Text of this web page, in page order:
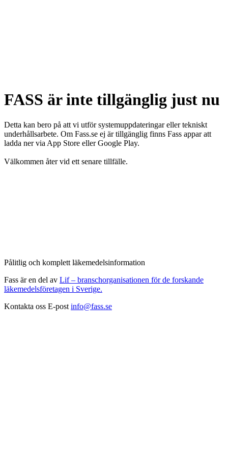
FASS är inte tillgänglig just nu
Detta kan bero på att vi utför systemuppdateringar eller tekniskt
underhållsarbete. Om Fass.se ej är tillgänglig finns Fass appar att
ladda ner via App Store eller Google Play.
Välkommen åter vid ett senare tillfälle.
Pålitlig och komplett läkemedelsinformation
Fass är en del av Lif – branschorganisationen för de forskande
läkemedelsföretagen i Sverige.
Kontakta oss E-post info@fass.se